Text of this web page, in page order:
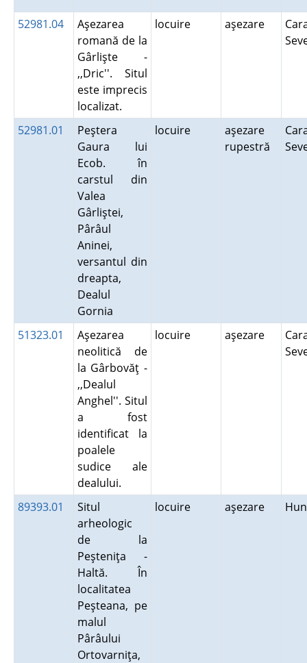
52981.04
Aşezarea
romană de la
Gârlişte -
,,Dric''. Situl
este imprecis
localizat.
locuire aşezare
52981.01
Peştera
Gaura lui
Ecob. în
carstul din
Valea
Gârliştei,
Pârâul
Aninei,
versantul din
dreapta,
Dealul
Gornia
locuire
aşezare
rupestră
51323.01
Aşezarea
neolitică de
la Gârbovăţ -
,,Dealul
Anghel''. Situl
a fost
identificat la
poalele
sudice ale
dealului.
locuire aşezare
89393.01
Situl
arheologic
de la
Peşteniţa -
Haltă. În
localitatea
Peşteana, pe
malul
Pârâului
Ortovarniţa,
locuire aşezare